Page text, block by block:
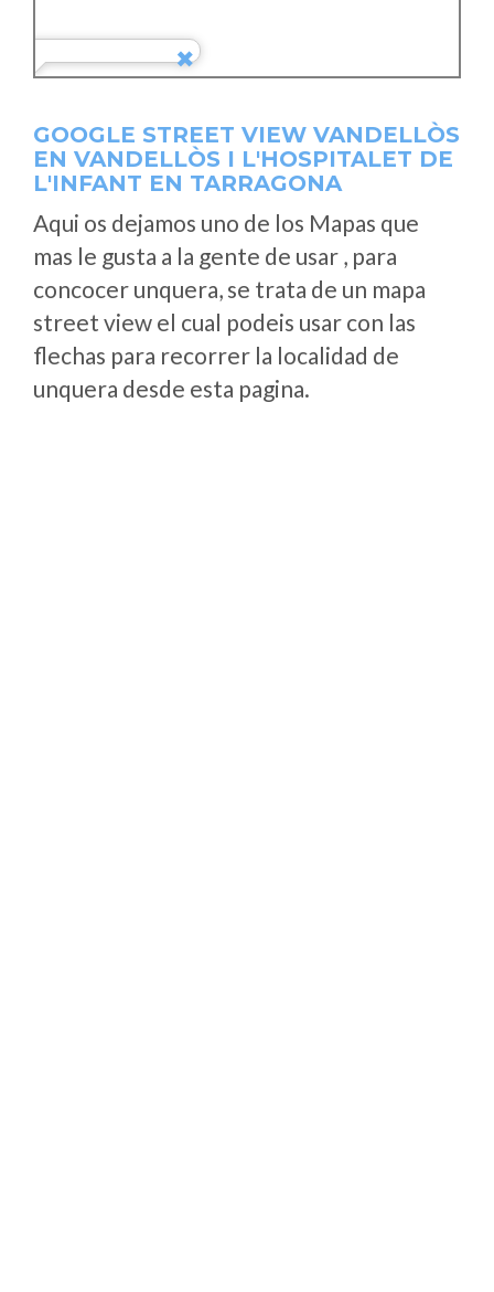
GOOGLE STREET VIEW VANDELLÒS
EN VANDELLÒS I L'HOSPITALET DE
L'INFANT EN TARRAGONA
Aqui os dejamos uno de los Mapas que
mas le gusta a la gente de usar , para
concocer unquera, se trata de un mapa
street view el cual podeis usar con las
flechas para recorrer la localidad de
unquera desde esta pagina.